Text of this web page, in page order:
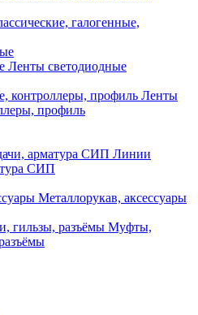
галогенные,
Ленты светодиодные
Ленты
профиль
Линии
СИП
Металлорукав, аксессуары
Муфты,